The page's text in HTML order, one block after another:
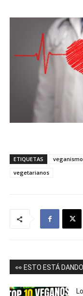
ETIQUETAS veganismo
vegetarianos
👀 ESTO ESTÁ